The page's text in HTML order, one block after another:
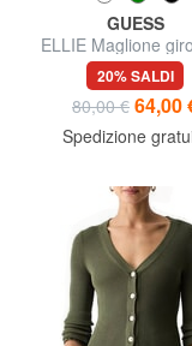
GUESS
ELLIE Maglione
20% SALDI
80,00 € 64,00
Spedizione